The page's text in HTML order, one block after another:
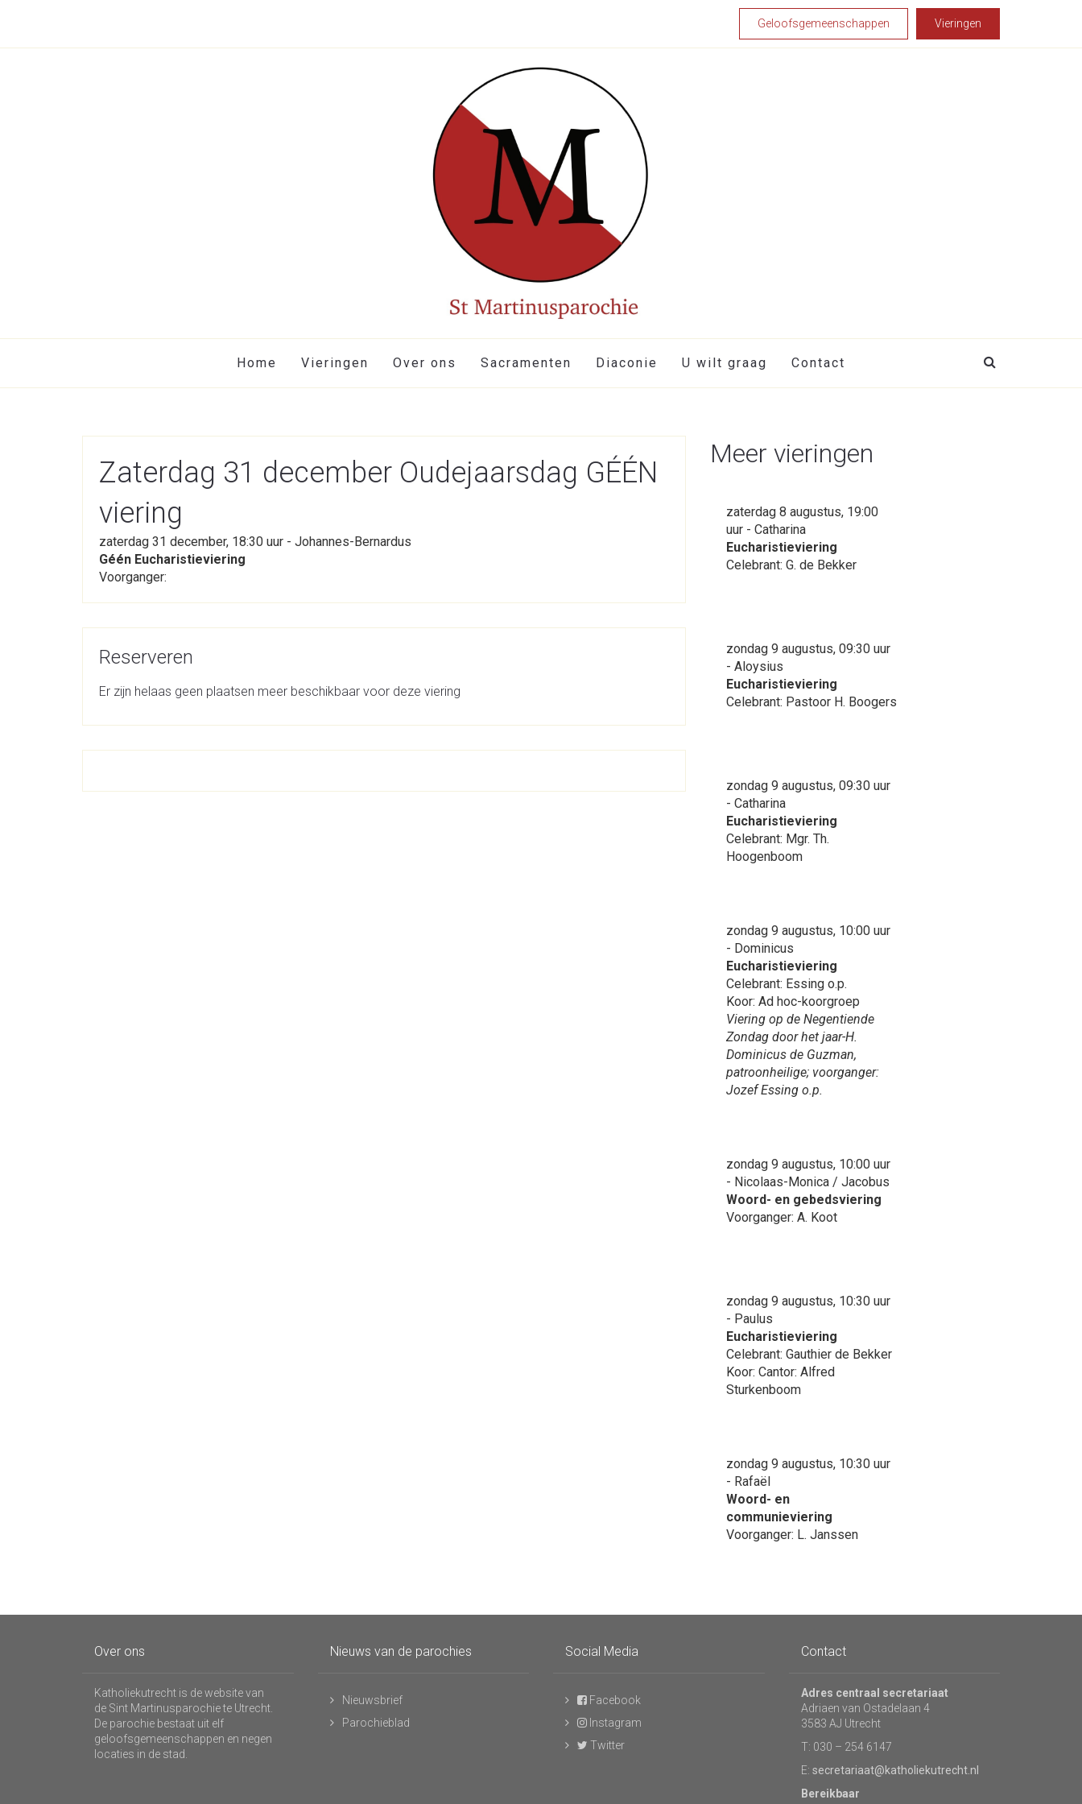
Geloofsgemeenschappen Vieringen
Home Vieringen Over ons Sacramenten Diaconie U wilt graag Contact
Zaterdag 31 december Oudejaarsdag GÉÉN
viering
zaterdag 31 december, 18:30 uur - Johannes-Bernardus
Géén Eucharistieviering
Voorganger:
Reserveren
Er zijn helaas geen plaatsen meer beschikbaar voor deze viering
Meer vieringen
zaterdag 8 augustus, 19:00
uur - Catharina
Eucharistieviering
Celebrant: G. de Bekker
zondag 9 augustus, 09:30 uur
- Aloysius
Eucharistieviering
Celebrant: Pastoor H. Boogers
zondag 9 augustus, 09:30 uur
- Catharina
Eucharistieviering
Celebrant: Mgr. Th.
Hoogenboom
zondag 9 augustus, 10:00 uur
- Dominicus
Eucharistieviering
Celebrant: Essing o.p.
Koor: Ad hoc-koorgroep
Viering op de Negentiende
Zondag door het jaar-H.
Dominicus de Guzman,
patroonheilige; voorganger:
Jozef Essing o.p.
zondag 9 augustus, 10:00 uur
- Nicolaas-Monica / Jacobus
Woord- en gebedsviering
Voorganger: A. Koot
zondag 9 augustus, 10:30 uur
- Paulus
Eucharistieviering
Celebrant: Gauthier de Bekker
Koor: Cantor: Alfred
Sturkenboom
zondag 9 augustus, 10:30 uur
- Rafaël
Woord- en
communieviering
Voorganger: L. Janssen
Over ons
Katholiekutrecht is de website van
de Sint Martinusparochie te Utrecht.
De parochie bestaat uit elf
geloofsgemeenschappen en negen
locaties in de stad.
Nieuws van de parochies
Nieuwsbrief
Parochieblad
Social Media
Facebook
Instagram
Twitter
Contact
Adres centraal secretariaat
Adriaen van Ostadelaan 4
3583 AJ Utrecht
T: 030 – 254 6147
E: secretariaat@katholiekutrecht.nl
Bereikbaar